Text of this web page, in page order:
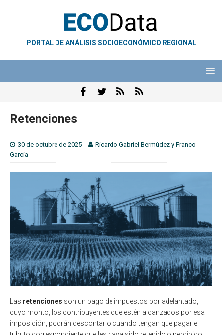
PORTAL DE ANÁLISIS SOCIOECONÓMICO REGIONAL
Retenciones
30 de octubre de 2025 Ricardo Gabriel Bermúdez y Franco
García
Las retenciones son un pago de impuestos por adelantado,
cuyo monto, los contribuyentes que estén alcanzados por esa
imposición, podrán descontarlo cuando tengan que pagar el